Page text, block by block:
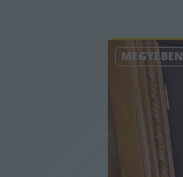
MEGYÉBEN